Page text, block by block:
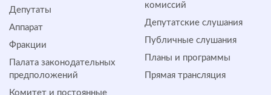
Депутаты
Аппарат
Фракции
Палата законодательных
предположений
Комитет и постоянные
комиссий
Депутатские слушания
Публичные слушания
Планы и программы
Прямая трансляция